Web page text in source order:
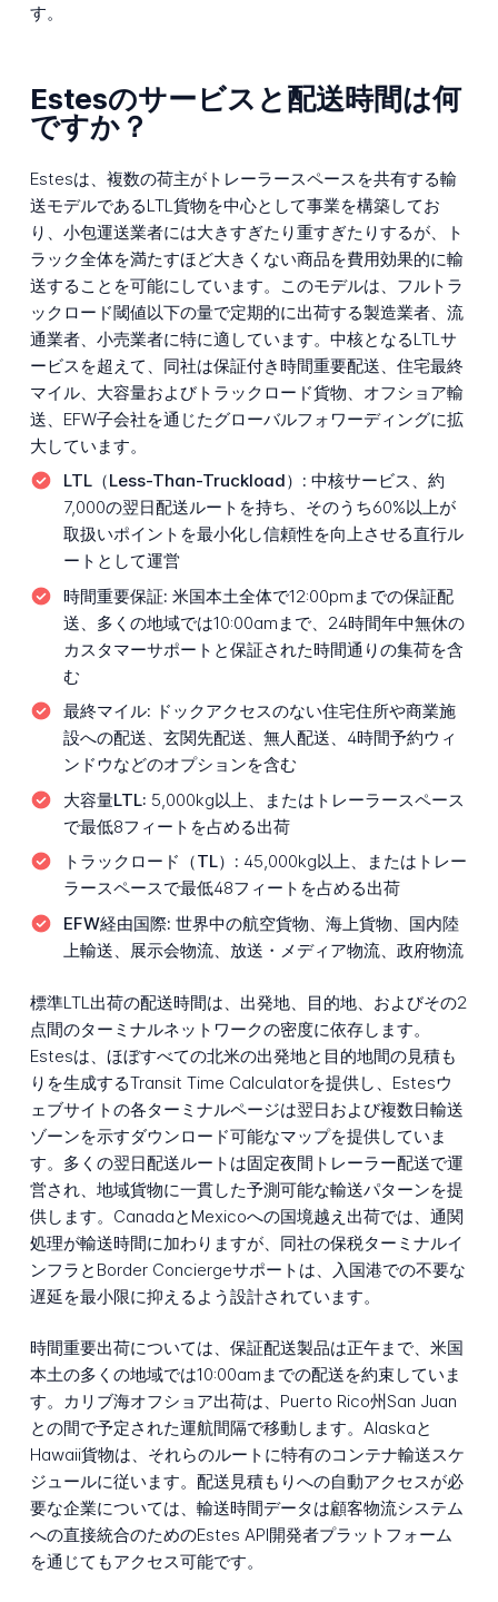
す。
Estesのサービスと配送時間は何
ですか？
Estesは、複数の荷主がトレーラースペースを共有する輸
送モデルであるLTL貨物を中心として事業を構築してお
り、小包運送業者には大きすぎたり重すぎたりするが、ト
ラック全体を満たすほど大きくない商品を費用効果的に輸
送することを可能にしています。このモデルは、フルトラ
ックロード閾値以下の量で定期的に出荷する製造業者、流
通業者、小売業者に特に適しています。中核となるLTLサ
ービスを超えて、同社は保証付き時間重要配送、住宅最終
マイル、大容量およびトラックロード貨物、オフショア輸
送、EFW子会社を通じたグローバルフォワーディングに拡
大しています。
LTL（Less-Than-Truckload）: 中核サービス、約
7,000の翌日配送ルートを持ち、そのうち60%以上が
取扱いポイントを最小化し信頼性を向上させる直行ル
ートとして運営
時間重要保証: 米国本土全体で12:00pmまでの保証配
送、多くの地域では10:00amまで、24時間年中無休の
カスタマーサポートと保証された時間通りの集荷を含
む
最終マイル: ドックアクセスのない住宅住所や商業施
設への配送、玄関先配送、無人配送、4時間予約ウィ
ンドウなどのオプションを含む
大容量LTL: 5,000kg以上、またはトレーラースペース
で最低8フィートを占める出荷
トラックロード（TL）: 45,000kg以上、またはトレー
ラースペースで最低48フィートを占める出荷
EFW経由国際: 世界中の航空貨物、海上貨物、国内陸
上輸送、展示会物流、放送・メディア物流、政府物流
標準LTL出荷の配送時間は、出発地、目的地、およびその2
点間のターミナルネットワークの密度に依存します。
Estesは、ほぼすべての北米の出発地と目的地間の見積も
りを生成するTransit Time Calculatorを提供し、Estesウ
ェブサイトの各ターミナルページは翌日および複数日輸送
ゾーンを示すダウンロード可能なマップを提供していま
す。多くの翌日配送ルートは固定夜間トレーラー配送で運
営され、地域貨物に一貫した予測可能な輸送パターンを提
供します。CanadaとMexicoへの国境越え出荷では、通関
処理が輸送時間に加わりますが、同社の保税ターミナルイ
ンフラとBorder Conciergeサポートは、入国港での不要な
遅延を最小限に抑えるよう設計されています。
時間重要出荷については、保証配送製品は正午まで、米国
本土の多くの地域では10:00amまでの配送を約束していま
す。カリブ海オフショア出荷は、Puerto Rico州San Juan
との間で予定された運航間隔で移動します。Alaskaと
Hawaii貨物は、それらのルートに特有のコンテナ輸送スケ
ジュールに従います。配送見積もりへの自動アクセスが必
要な企業については、輸送時間データは顧客物流システム
への直接統合のためのEstes API開発者プラットフォーム
を通じてもアクセス可能です。